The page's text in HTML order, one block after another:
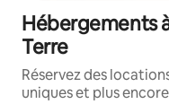
Hébergements
Terre
Réservez des
uniques et plus